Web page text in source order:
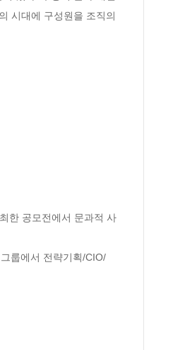
시대에 구성원을 조직의
한 공모전에서 문과적 사
룹에서 전략기획/CIO/